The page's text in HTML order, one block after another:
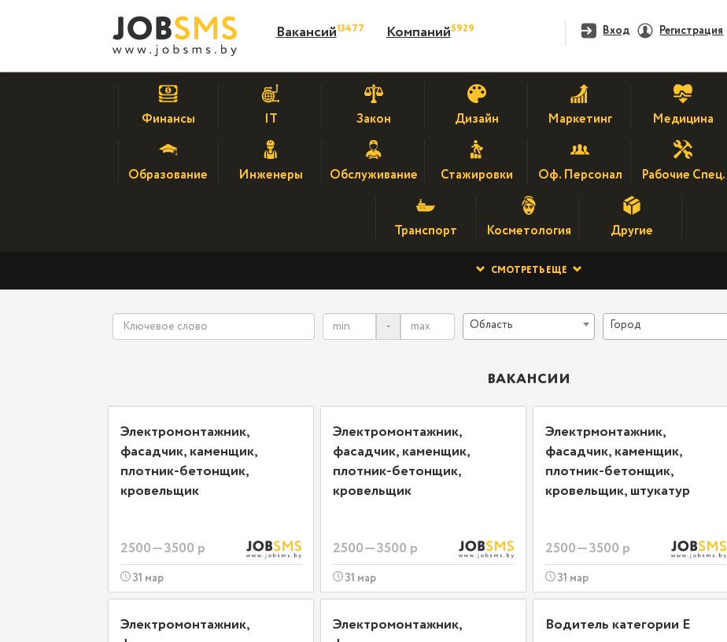
Вакансий13477 Компаний5929 Вход Регистрация
Финансы IT Закон Дизайн Маркетинг Медицина
Образование Инженеры Обслуживание Стажировки Оф. Персонал Рабочие Спец.
Транспорт Косметология Другие
СМОТРЕТЬ ЕЩЕ
- Область Город
ВАКАНСИИ
Электромонтажник,
фасадчик, каменщик,
плотник-бетонщик,
кровельщик
2500—3500 р
31 мар
Электромонтажник,
фасадчик, каменщик,
плотник-бетонщик,
кровельщик
2500—3500 р
31 мар
Электрмонтажник,
фасадчик, каменщик,
плотник-бетонщик,
кровельщик, штукатур
2500—3500 р
31 мар
Электромонтажник,
Электромонтажник,
Водитель категории Е